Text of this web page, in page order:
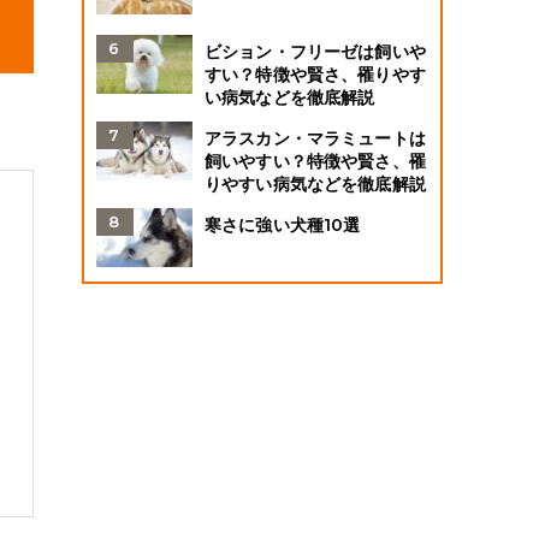
ビション・フリーゼは飼いや
すい？特徴や賢さ、罹りやす
い病気などを徹底解説
アラスカン・マラミュートは
飼いやすい？特徴や賢さ、罹
りやすい病気などを徹底解説
寒さに強い犬種10選